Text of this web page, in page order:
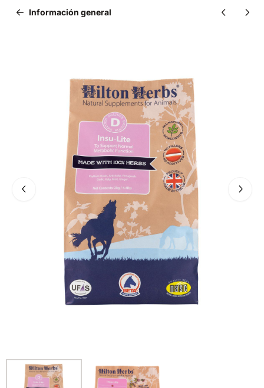
Información general